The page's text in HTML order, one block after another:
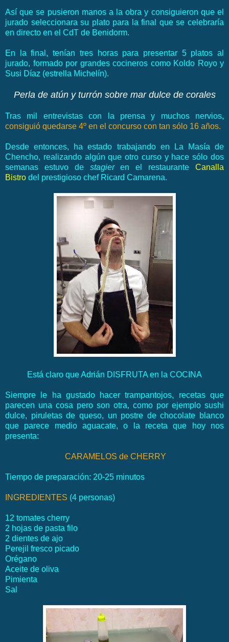
Así que se pusieron manos a la obra y consiguieron que el
jurado seleccionara su plato para la final que se celebraría
en directo en el CdT de Benidorm.
En la final, tenían tres horas para presentar 5 platos al
jurado, formado por grandes cocineros como Koldo Royo y
Susi Díaz (estrella Michelín).
Perla de atún y turrón sobre mar dulce de corales
Tras mil entrevistas con la prensa y muchos nervios,
consiguió quedarse 4º en el concurso con tan sólo 16 años.
Desde entonces, ha estado trabajando en La Masía de
Chencho, realizando algún que otro curso y hace sólo dos
semanas estuvo de stagieren el restauranteCanalla
Bistro del prestigioso chef Ricard Camarena.
Está claro que Adrián DISFRUTA en la COCINA
Siempre le ha gustado hacer trampantojos, recetas que
parecen una cosa pero son otra, como por ejemplo sushi
dulce, piruletas de queso, un postre de chocolate blanco
que parece medio aguacate, o la receta que hoy nos
presenta:
CARAMELOS de CHERRY
Tiempo de preparación: 20-25 minutos
INGREDIENTES (4 personas)
12 tomates cherry
2 hojas de pasta filo
2 dientes de ajo
Perejil fresco picado
Orégano
Aceite de oliva
Pimienta
Sal